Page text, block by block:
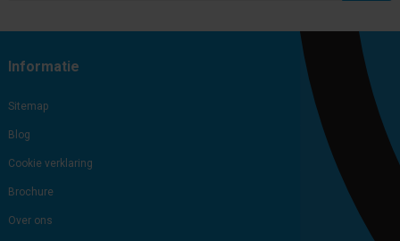
Informatie
Sitemap
Blog
Cookie verklaring
Brochure
Over ons